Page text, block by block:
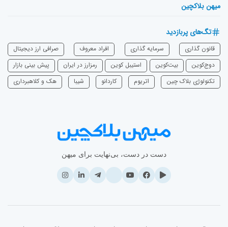
میهن بلاکچین
تگ‌های پربازدید
قانون گذاری سرمایه‌ گذاری افراد معروف
صرافی ارز دیجیتال
دوج‌کوین
بیت‌کوین استیبل کوین رمزارز در ایران
پیش بینی بازار
تکنولوژی بلاک چین
اتریوم ‌کاردانو شیبا هک و کلاهبرداری
دست در دست، بی‌نهایت برای میهن